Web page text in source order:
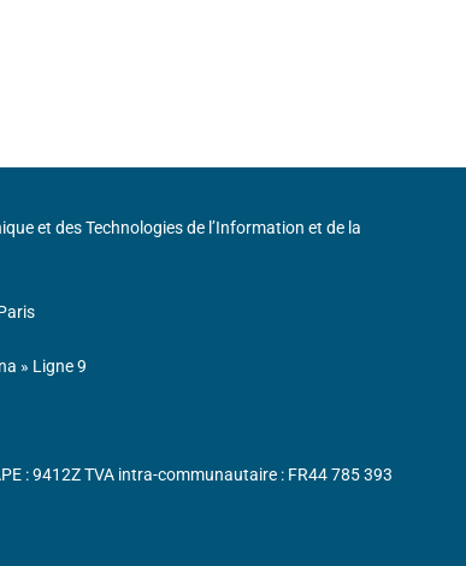
et des Technologies de l’Information et de la
» Ligne 9
: 9412Z TVA intra-communautaire : FR44 785 393